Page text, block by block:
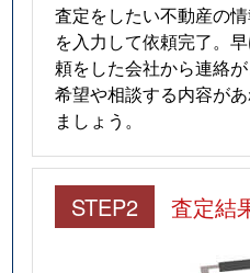
査定をしたい不動産の
を入力して依頼完了。
頼をした会社から連絡が
希望や相談する内容が
ましょう。
STEP2 査定結